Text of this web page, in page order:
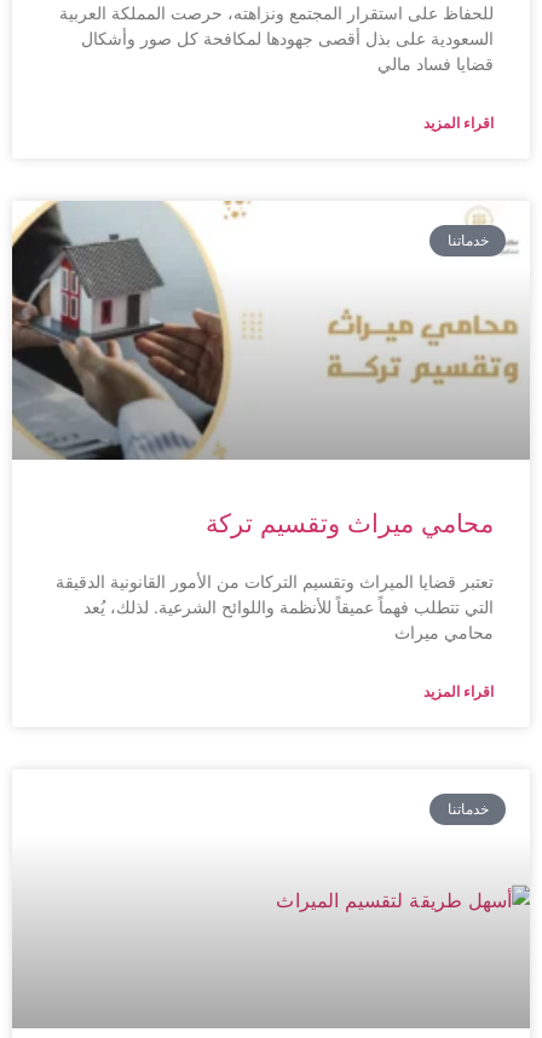
للحفاظ على استقرار المجتمع ونزاهته، حرصت المملكة العربية
السعودية على بذل أقصى جهودها لمكافحة كل صور وأشكال
قضايا فساد مالي
اقراء المزيد
خدماتنا
محامي ميراث وتقسيم تركة
تعتبر قضايا الميراث وتقسيم التركات من الأمور القانونية الدقيقة
التي تتطلب فهماً عميقاً للأنظمة واللوائح الشرعية. لذلك، يُعد
محامي ميراث
اقراء المزيد
خدماتنا